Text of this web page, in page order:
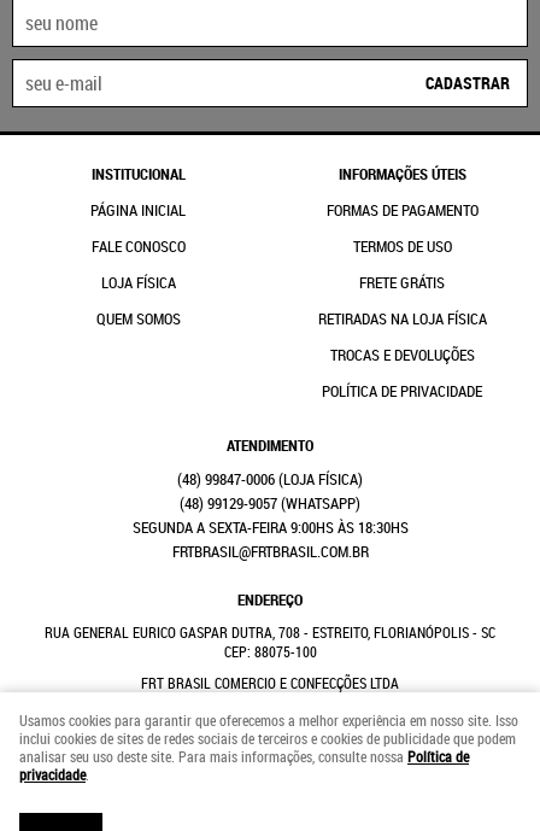
CADASTRAR
INSTITUCIONAL
PÁGINA INICIAL
FALE CONOSCO
LOJA FÍSICA
QUEM SOMOS
INFORMAÇÕES ÚTEIS
FORMAS DE PAGAMENTO
TERMOS DE USO
FRETE GRÁTIS
RETIRADAS NA LOJA FÍSICA
TROCAS E DEVOLUÇÕES
POLÍTICA DE PRIVACIDADE
ATENDIMENTO
(48) 99847-0006
(48) 99129-9057(WHATSAPP)
SEGUNDA A SEXTA-FEIRA 9:00HS ÀS 18:30HS
FRTBRASIL@FRTBRASIL.COM.BR
ENDEREÇO
RUA GENERAL EURICO GASPAR DUTRA, 708- ESTREITO, FLORIANÓPOLIS- SC
CEP: 88075-100
FRT BRASIL COMERCIO E CONFECÇÕES LTDA
LOJA VIRTUAL CRIADA POR
Usamos cookies para garantir que oferecemos a melhor experiência em nosso site. Isso
inclui cookies de sites de redes sociais de terceiros e cookies de publicidade que podem
analisar seu uso deste site. Para mais informações, consulte nossa Política de
privacidade.